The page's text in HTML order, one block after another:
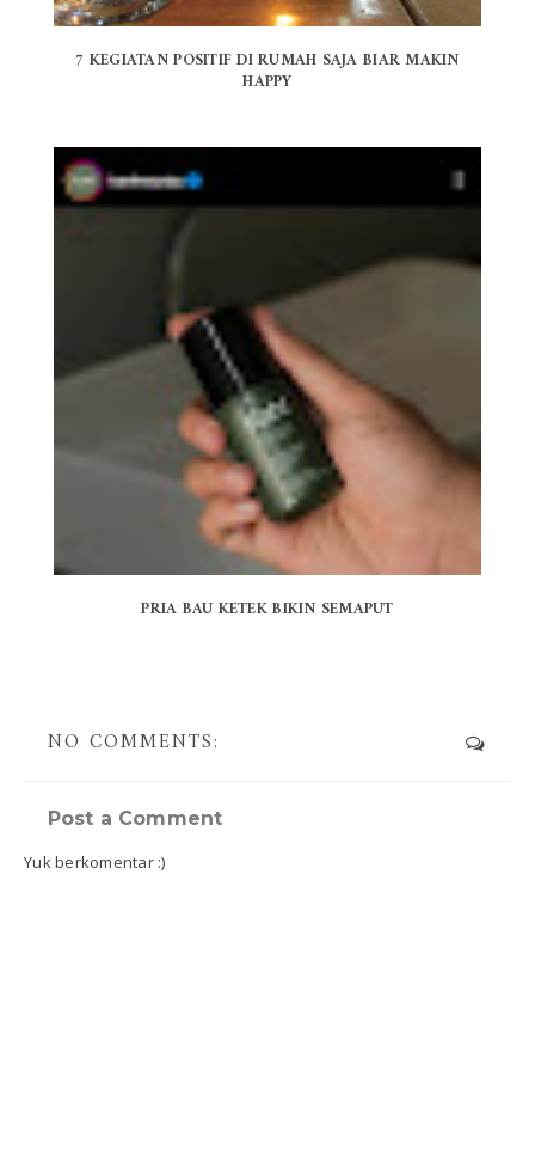
7 KEGIATAN POSITIF DI RUMAH SAJA BIAR MAKIN
HAPPY
PRIA BAU KETEK BIKIN SEMAPUT
NO COMMENTS:
Post a Comment
Yuk berkomentar :)